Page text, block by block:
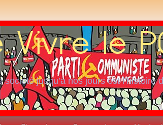
société jusqu’à nos jours est l’histoire